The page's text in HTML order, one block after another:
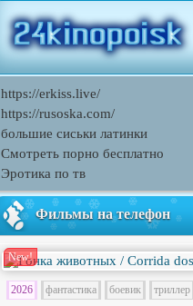
https://erkiss.live/
https://rusoska.com/
большие сиськи латинки
Смотреть порно бесплатно
Эротика по тв
Фильмы на телефон
New!
2026 фантастика боевик триллер